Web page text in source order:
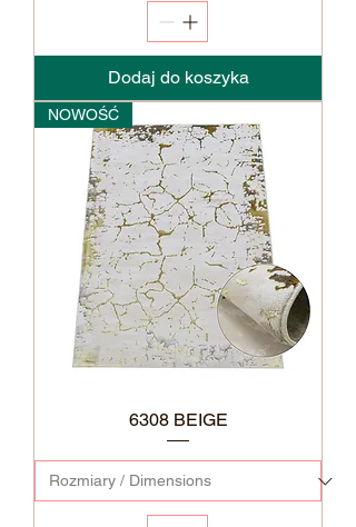
Dodaj do koszyka
NOWOŚĆ
6308 BEIGE